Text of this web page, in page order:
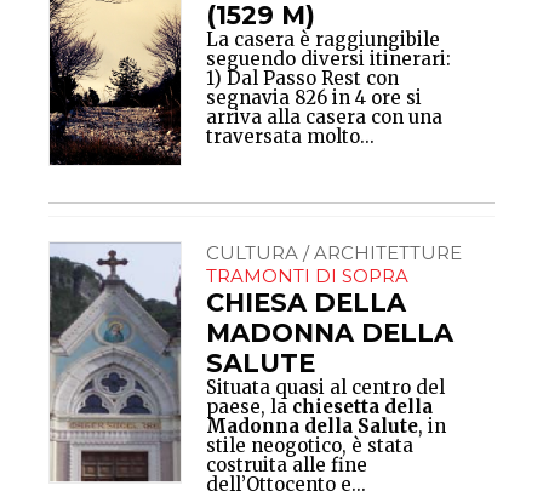
(1529 M)
La casera è raggiungibile
seguendo diversi itinerari:
1) Dal Passo Rest con
segnavia 826 in 4 ore si
arriva alla casera con una
traversata molto...
CULTURA / ARCHITETTURE
TRAMONTI DI SOPRA
CHIESA DELLA
MADONNA DELLA
SALUTE
Situata quasi al centro del
paese, la chiesetta della
Madonna della Salute, in
stile neogotico, è stata
costruita alle fine
dell’Ottocento e...